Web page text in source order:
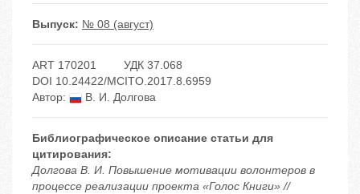
Выпуск: № 08 (август)
ART 170201
УДК 37.068
DOI 10.24422/MCITO.2017.8.6959
Автор:
В. И. Долгова
Библиографическое описание статьи для
цитирования:
Долгова В. И. Повышение мотивации волонтеров в
процессе реализации проекта «Голос Книги» //